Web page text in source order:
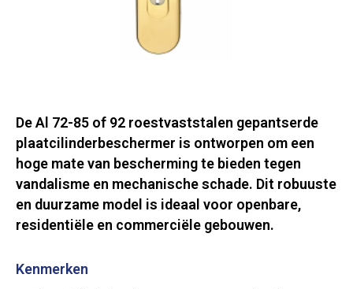
De Al 72-85 of 92 roestvaststalen gepantserde
plaatcilinderbeschermer is ontworpen om een
hoge mate van bescherming te bieden tegen
vandalisme en mechanische schade. Dit robuuste
en duurzame model is ideaal voor openbare,
residentiële en commerciële gebouwen.
Kenmerken